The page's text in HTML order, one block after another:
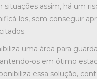
assim, há um
los, sem conseguir
uma área para
os em ótimo
essa solução,